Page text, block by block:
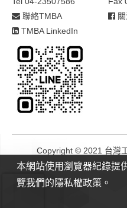
聯絡TMBA
TMBA LinkedIn
Copyright © 2021 台灣
本網站使用瀏覽器紀錄提
覽我們的隱私權政策。